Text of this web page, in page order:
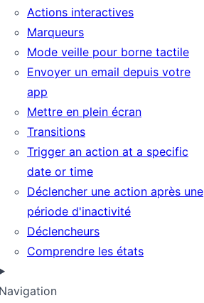
Actions interactives
Marqueurs
Mode veille pour borne tactile
Envoyer un email depuis votre
app
Mettre en plein écran
Transitions
Trigger an action at a specific
date or time
Déclencher une action après une
période d'inactivité
Déclencheurs
Comprendre les états
Navigation